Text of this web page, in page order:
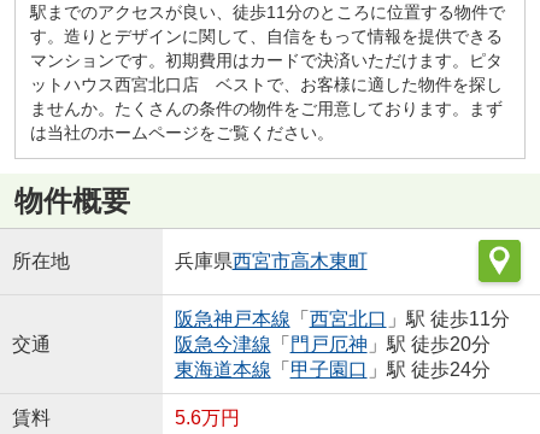
駅までのアクセスが良い、徒歩11分のところに位置する物件で
す。造りとデザインに関して、自信をもって情報を提供できる
マンションです。初期費用はカードで決済いただけます。ピタ
ットハウス西宮北口店 ベストで、お客様に適した物件を探し
ませんか。たくさんの条件の物件をご用意しております。まず
は当社のホームページをご覧ください。
物件概要
所在地 兵庫県西宮市高木東町
交通
阪急神戸本線 「 西宮北口 」駅 徒歩11分
阪急今津線 「 門戸厄神 」駅 徒歩20分
東海道本線 「 甲子園口 」駅 徒歩24分
賃料 5.6万円